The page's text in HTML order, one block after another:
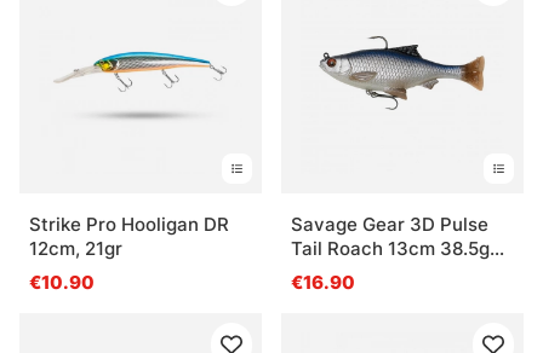
Strike Pro Hooligan DR
12cm, 21gr
€10.90
Savage Gear 3D Pulse
Tail Roach 13cm 38.5g
(2kpl)
€16.90